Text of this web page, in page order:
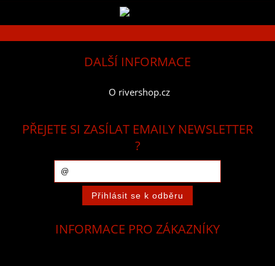
DALŠÍ INFORMACE
O rivershop.cz
PŘEJETE SI ZASÍLAT EMAILY NEWSLETTER
?
INFORMACE PRO ZÁKAZNÍKY